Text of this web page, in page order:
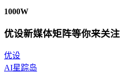
1000W
优设新媒体矩阵等你来关注
优设
AI星踪岛